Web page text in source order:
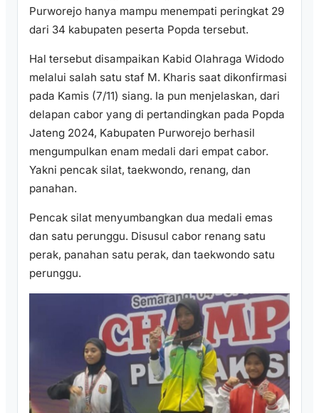
Purworejo hanya mampu menempati peringkat 29
dari 34 kabupaten peserta Popda tersebut.
Hal tersebut disampaikan Kabid Olahraga Widodo
melalui salah satu staf M. Kharis saat dikonfirmasi
pada Kamis (7/11) siang. Ia pun menjelaskan, dari
delapan cabor yang di pertandingkan pada Popda
Jateng 2024, Kabupaten Purworejo berhasil
mengumpulkan enam medali dari empat cabor.
Yakni pencak silat, taekwondo, renang, dan
panahan.
Pencak silat menyumbangkan dua medali emas
dan satu perunggu. Disusul cabor renang satu
perak, panahan satu perak, dan taekwondo satu
perunggu.